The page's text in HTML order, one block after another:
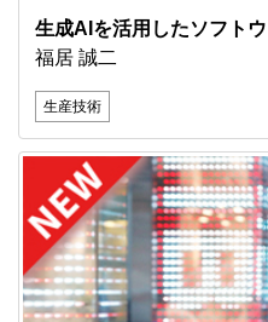
生成AIを活用したソフト
福居 誠二
生産技術